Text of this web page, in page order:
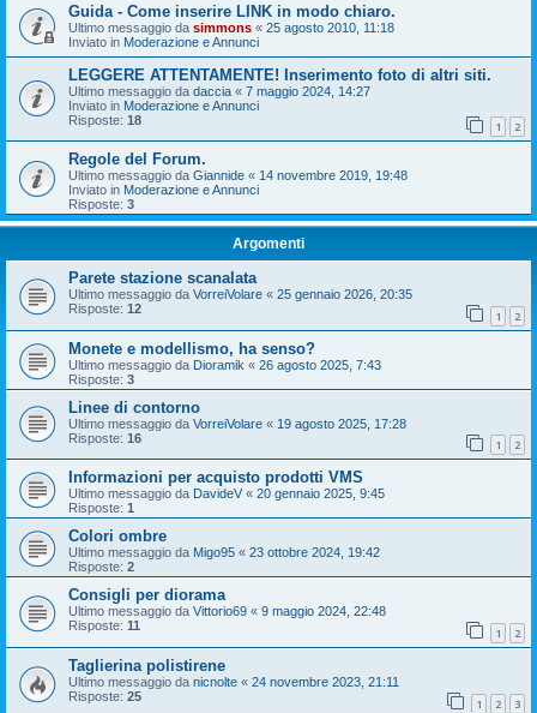
Guida - Come inserire LINK in modo chiaro.
Ultimo messaggio da simmons « 25 agosto 2010, 11:18
Inviato in Moderazione e Annunci
LEGGERE ATTENTAMENTE! Inserimento foto di altri siti.
Ultimo messaggio da daccia « 7 maggio 2024, 14:27
Inviato in Moderazione e Annunci
Risposte: 18 1 2
Regole del Forum.
Ultimo messaggio da Giannide « 14 novembre 2019, 19:48
Inviato in Moderazione e Annunci
Risposte: 3
Argomenti
Parete stazione scanalata
Ultimo messaggio da VorreiVolare « 25 gennaio 2026, 20:35
Risposte: 12 1 2
Monete e modellismo, ha senso?
Ultimo messaggio da Dioramik « 26 agosto 2025, 7:43
Risposte: 3
Linee di contorno
Ultimo messaggio da VorreiVolare « 19 agosto 2025, 17:28
Risposte: 16 1 2
Informazioni per acquisto prodotti VMS
Ultimo messaggio da DavideV « 20 gennaio 2025, 9:45
Risposte: 1
Colori ombre
Ultimo messaggio da Migo95 « 23 ottobre 2024, 19:42
Risposte: 2
Consigli per diorama
Ultimo messaggio da Vittorio69 « 9 maggio 2024, 22:48
Risposte: 11 1 2
Taglierina polistirene
Ultimo messaggio da nicnolte « 24 novembre 2023, 21:11
Risposte: 25 1 2 3